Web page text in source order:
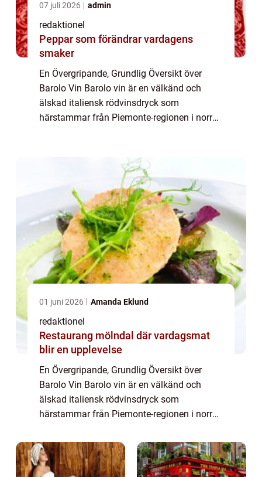
07 juli 2026 admin
redaktionel
Peppar som förändrar vardagens
smaker
En Övergripande, Grundlig Översikt över
Barolo Vin Barolo vin är en välkänd och
älskad italiensk rödvinsdryck som
härstammar från Piemonte-regionen i norra
01 juni 2026 Amanda Eklund
redaktionel
Restaurang mölndal där vardagsmat
blir en upplevelse
En Övergripande, Grundlig Översikt över
Barolo Vin Barolo vin är en välkänd och
älskad italiensk rödvinsdryck som
härstammar från Piemonte-regionen i norra
viner och kallas ibland för ”Kungarnas Vin...